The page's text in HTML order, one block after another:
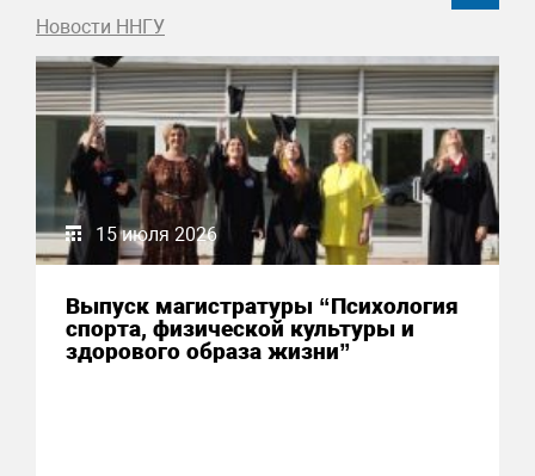
Новости ННГУ
15 июля 2026
Выпуск магистратуры “Психология
спорта, физической культуры и
здорового образа жизни”